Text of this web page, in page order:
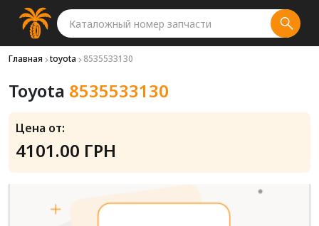
Главная toyota 8535533130
Toyota 8535533130
Цена от:
4101.00 ГРН